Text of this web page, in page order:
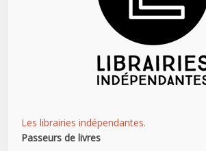
Les librairies indépendantes.
Passeurs de livres